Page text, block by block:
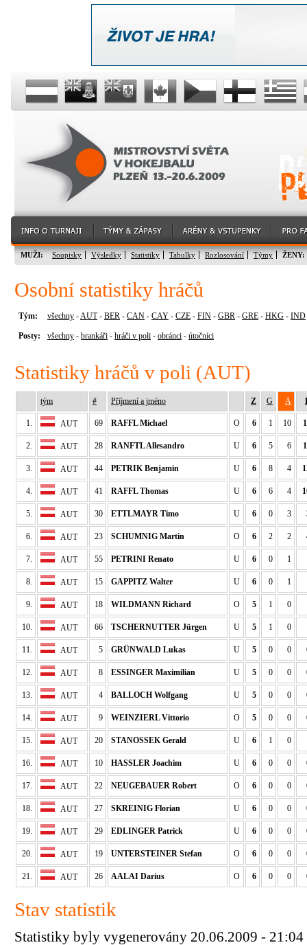
MUŽI: Soupisky Výsledky Statistiky Tabulky Rozlosování Týmy ŽENY:
Osobní statistiky hráčů
Tým: všechny -AUT- BER - CAN - CAY - CZE - FIN - GBR - GRE - HKG - IND
Posty: všechny - brankáři - hráči v poli - obránci - útočníci
Statistiky hráčů v poli (AUT)
tým # Příjmení a jméno Z G A
1. AUT 69 RAFFL Michael O 6 1 10
2. AUT 28 RANFTL Allesandro U 6 5 6
3. AUT 44 PETRIK Benjamin U 6 8 4
4. AUT 41 RAFFL Thomas U 6 6 4
5. AUT 30 ETTLMAYR Timo U 6 0 3
6. AUT 23 SCHUMNIG Martin O 6 2 2
7. AUT 55 PETRINI Renato U 6 0 1
8. AUT 15 GAPPITZ Walter U 6 0 1
9. AUT 18 WILDMANN Richard O 5 1 0
10. AUT 66 TSCHERNUTTER Jürgen U 5 1 0
11. AUT 5 GRÜNWALD Lukas U 5 0 0
12. AUT 8 ESSINGER Maximilian U 5 0 0
13. AUT 4 BALLOCH Wolfgang U 5 0 0
14. AUT 9 WEINZIERL Vittorio O 5 0 0
15. AUT 20 STANOSSEK Gerald U 6 1 0
16. AUT 10 HASSLER Joachim U 6 0 0
17. AUT 22 NEUGEBAUER Robert O 6 0 0
18. AUT 27 SKREINIG Florian U 6 0 0
19. AUT 29 EDLINGER Patrick U 6 0 0
20. AUT 19 UNTERSTEINER Stefan O 6 0 0
21. AUT 26 AALAI Darius O 6 0 0
Stav statistik
Statistiky byly vygenerovány 20.06.2009 - 21:04